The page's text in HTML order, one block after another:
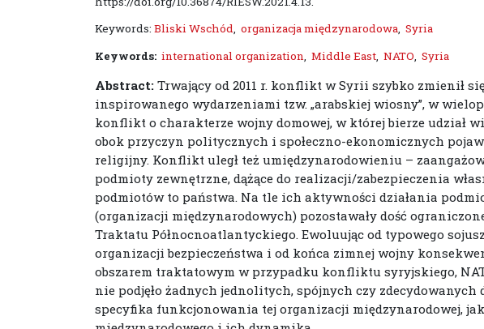
Keywords: Bliski Wschód, organizacja międzynarodowa, Syria
Keywords: international organization, Middle East, NATO, Syria
Abstract: Trwający od 2011 r. konflikt w Syrii szybko zmienił
inspirowanego wydarzeniami tzw. „arabskiej wiosny”, w
konflikt o charakterze wojny domowej, w której bierze udział
obok przyczyn politycznych i społeczno-ekonomicznych
religijny. Konflikt uległ też umiędzynarodowieniu –
podmioty zewnętrzne, dążące do realizacji/zabezpieczenia
podmiotów to państwa. Na tle ich aktywności działania
(organizacji międzynarodowych) pozostawały dość
Traktatu Północnoatlantyckiego. Ewoluując od typowego
organizacji bezpieczeństwa i od końca zimnej wojny
obszarem traktatowym w przypadku konfliktu syryjskiego,
nie podjęło żadnych jednolitych, spójnych czy zdecydowanych
specyfika funkcjonowania tej organizacji międzynarodowej,